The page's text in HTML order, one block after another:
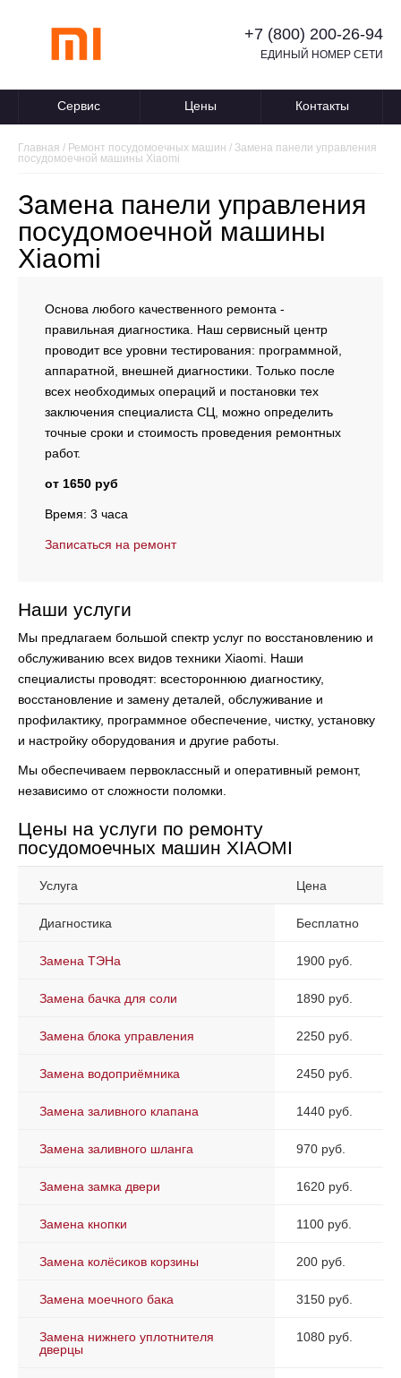
+7 (800) 200-26-94
ЕДИНЫЙ НОМЕР СЕТИ
Сервис Цены Контакты
Главная / Ремонт посудомоечных машин / Замена панели управления
посудомоечной машины Xiaomi
Замена панели управления
посудомоечной машины
Xiaomi
Основа любого качественного ремонта -
правильная диагностика. Наш сервисный центр
проводит все уровни тестирования: программной,
аппаратной, внешней диагностики. Только после
всех необходимых операций и постановки тех
заключения специалиста СЦ, можно определить
точные сроки и стоимость проведения ремонтных
работ.
от 1650 руб
Время: 3 часа
Записаться на ремонт
Наши услуги
Мы предлагаем большой спектр услуг по восстановлению и
обслуживанию всех видов техники Xiaomi. Наши
специалисты проводят: всестороннюю диагностику,
восстановление и замену деталей, обслуживание и
профилактику, программное обеспечение, чистку, установку
и настройку оборудования и другие работы.
Мы обеспечиваем первоклассный и оперативный ремонт,
независимо от сложности поломки.
Цены на услуги по ремонту
посудомоечных машин XIAOMI
Услуга Цена
Диагностика Бесплатно
Замена ТЭНа 1900 руб.
Замена бачка для соли 1890 руб.
Замена блока управления 2250 руб.
Замена водоприёмника 2450 руб.
Замена заливного клапана 1440 руб.
Замена заливного шланга 970 руб.
Замена замка двери 1620 руб.
Замена кнопки 1100 руб.
Замена колёсиков корзины 200 руб.
Замена моечного бака 3150 руб.
Замена нижнего уплотнителя
дверцы
1080 руб.